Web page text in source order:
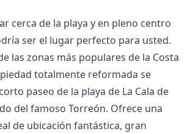
cerca de la playa y en pleno centro
ser el lugar perfecto para usted.
las zonas más populares de la Costa
totalmente reformada se
paseo de la playa de La Cala de
del famoso Torreón. Ofrece una
de ubicación fantástica, gran